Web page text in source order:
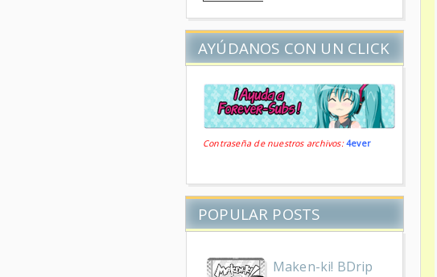
AYÚDANOS CON UN CLICK
Contraseña de nuestros archivos: 4ever
POPULAR POSTS
Maken-ki! BDrip